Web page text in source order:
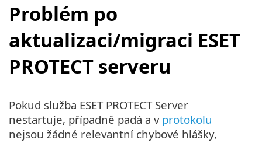
Problém po
aktualizaci/migraci ESET
PROTECT serveru
Pokud služba ESET PROTECT Server
nestartuje, případně padá a v protokolu
nejsou žádné relevantní chybové hlášky,